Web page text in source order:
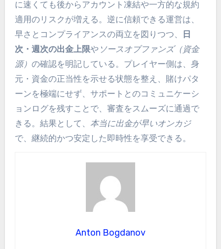
に速くても後からアカウント凍結や一方的な規約
適用のリスクが増える。逆に信頼できる運営は、
早さとコンプライアンスの両立を図りつつ、
日
次・週次の出金上限や ソースオブファンズ（資金
源） の確認を明記している。プレイヤー側は、身
元・資金の正当性を示せる状態を整え、賭けパタ
ーンを極端にせず、サポートとのコミュニケーシ
ョンログを残すことで、審査をスムーズに通過で
きる。結果として、 本当に出金が早いオンカジ
で、継続的かつ安定した即時性を享受できる。
Anton Bogdanov